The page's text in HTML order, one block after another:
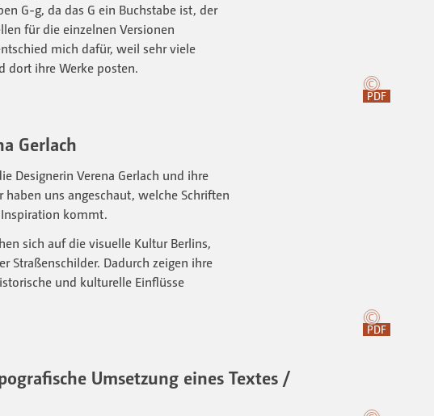
G-g, da das G ein Buchstabe ist, der
für die einzelnen Versionen
mich dafür, weil sehr viele
dort ihre Werke posten.
PDF
Gerlach
Designerin Verena Gerlach und ihre
uns angeschaut, welche Schriften
kommt.
sich auf die visuelle Kultur Berlins,
Straßenschilder. Dadurch zeigen ihre
und kulturelle Einflüsse
PDF
Umsetzung eines Textes /